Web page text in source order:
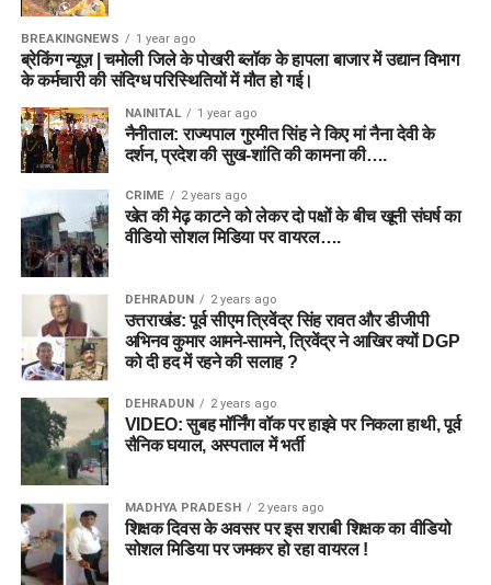
BREAKINGNEWS 1 year ago
ब्रेकिंग न्यूज़ | चमोली जिले के पोखरी ब्लॉक के हापला बाजार में उद्यान विभाग
के कर्मचारी की संदिग्ध परिस्थितियों में मौत हो गई।
NAINITAL 1 year ago
नैनीताल: राज्यपाल गुरमीत सिंह ने किए मां नैना देवी के
दर्शन, प्रदेश की सुख-शांति की कामना की….
CRIME 2 years ago
खेत की मेढ़ काटने को लेकर दो पक्षों के बीच खूनी संघर्ष का
वीडियो सोशल मिडिया पर वायरल….
DEHRADUN 2 years ago
उत्तराखंड: पूर्व सीएम त्रिवेंद्र सिंह रावत और डीजीपी
अभिनव कुमार आमने-सामने, त्रिवेंद्र ने आखिर क्यों DGP
को दी हद में रहने की सलाह ?
DEHRADUN 2 years ago
VIDEO: सुबह मॉर्निंग वॉक पर हाइवे पर निकला हाथी, पूर्व
सैनिक घयाल, अस्पताल में भर्ती
MADHYA PRADESH 2 years ago
शिक्षक दिवस के अवसर पर इस शराबी शिक्षक का वीडियो
सोशल मिडिया पर जमकर हो रहा वायरल !